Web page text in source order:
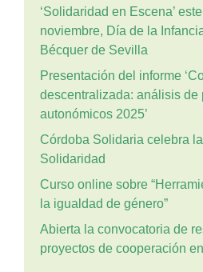
‘Solidaridad en Escena’
noviembre, Día de la
Bécquer de Sevilla
Presentación del informe
descentralizada: análisis de
autonómicos 2025’
Córdoba Solidaria celebra
Solidaridad
Curso online sobre
la igualdad de género”
Abierta la convocatoria de
proyectos de cooperación